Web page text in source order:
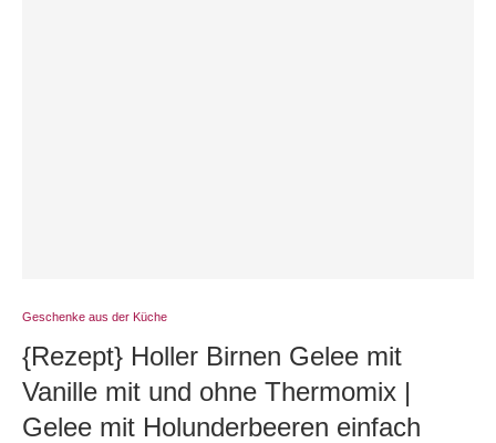
Geschenke aus der Küche
{Rezept} Holler Birnen Gelee mit
Vanille mit und ohne Thermomix |
Gelee mit Holunderbeeren einfach